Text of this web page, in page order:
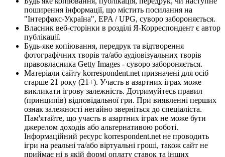
поширення інформації, що містить посилання на
"Інтерфакс-Україна", EPA / UPG, суворо забороняється.
Власник веб-сторінки в розділі Я-Корреспондент є автор
публікації.
Будь-яке копіювання, передрук та відтворення
фотографічних творів та/або аудіовізуальних творів
правовласника Getty Images - суворо забороняється.
Матеріали сайту korrespondent.net призначені для осіб
старше 21 року (21+). Участь в азартних іграх може
викликати ігрову залежність. Дотримуйтесь правил
(принципів) відповідальної гри. При виявленні перших
ознак залежності негайно зверніться до спеціаліста.
Пам'ятайте, що участь в азартних іграх не може бути
джерелом доходів або альтернативою роботі.
Інформаційний ресурс korrespondent.net не проводить
ігри на реальні та/або віртуальні гроші, також сайт не
приймає ні в якій формі оплату ставок та інших